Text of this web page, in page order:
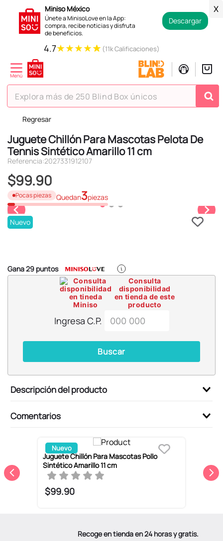
Miniso México
Únete a MinisoLove en la App:
compra, recibe noticias y disfruta
de beneficios.
Descargar
X
4.7★★★★★ (11k Calificaciones)
Explora más de 250 Blind Box únicos
Regresar
Juguete Chillón Para Mascotas Pelota De
Tennis Sintético Amarillo 11 cm
Referencia:2027331912107
$99.90
Pocas piezas Quedan3piezas
Nuevo
Gana29 puntos
Consulta
disponibilidad
en tienda de este
producto
Ingresa C.P.
Buscar
Descripción del producto
Comentarios
Nuevo
Juguete Chillón Para Mascotas Pollo
Sintético Amarillo 11 cm
$99.90
Recoge en tienda en 24 horas y gratis.
TÉRMINOS MÁS BUSCADOS
1 .
hello kitty
2.
spiderman
3
peluche
4.
osito cariñosito
5.
blind box
6.
llaveros
9.
chiikawas